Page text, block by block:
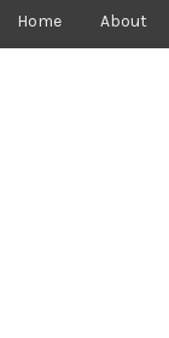
Home About